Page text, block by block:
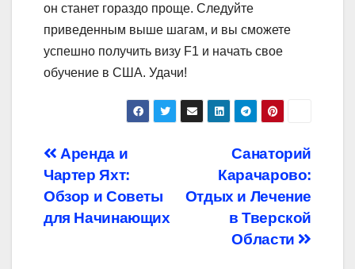
он станет гораздо проще. Следуйте
приведенным выше шагам, и вы сможете
успешно получить визу F1 и начать свое
обучение в США. Удачи!
Навигация
по
записям
Санаторий
Карачарово:
Отдых и Лечение
в Тверской
Области
Аренда и
Чартер Яхт:
Обзор и Советы
для Начинающих